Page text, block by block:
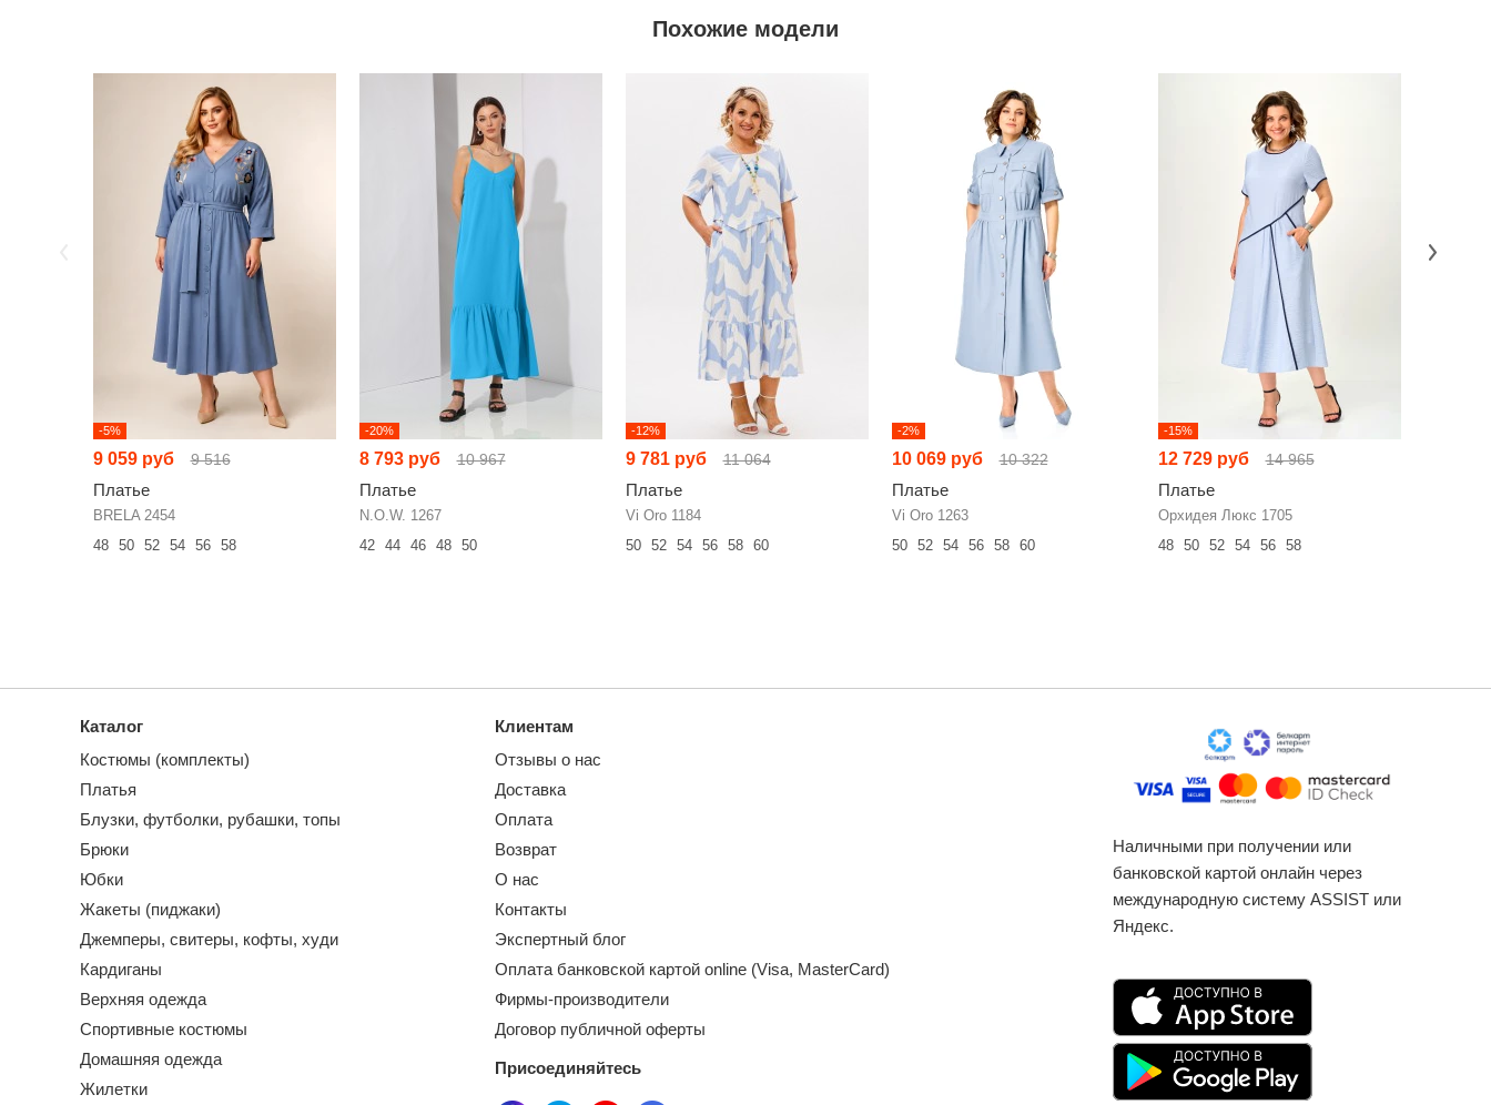
Похожие модели
-5%
9 059 руб 9 516
Платье
BRELA 2454
48
50 52 54 56 58
-20%
8 793 руб 10 967
Платье
N.O.W. 1267
42
44 46 48 50
-12%
9 781 руб 11 064
Платье
Vi Oro 1184
50
52 54 56 58 60
-2%
10 069 руб 10 322
Платье
Vi Oro 1263
50
52 54 56 58 60
-15%
12 729 руб 14 965
Платье
Орхидея Люкс 1705
48
50 52 54 56 58
Каталог
Костюмы (комплекты)
Платья
Блузки, футболки, рубашки, топы
Брюки
Юбки
Жакеты (пиджаки)
Джемперы, свитеры, кофты, худи
Кардиганы
Верхняя одежда
Спортивные костюмы
Домашняя одежда
Жилетки
Клиентам
Отзывы о нас
Доставка
Оплата
Возврат
О нас
Контакты
Экспертный блог
Оплата банковской картой online (Visa, MasterCard)
Фирмы-производители
Договор публичной оферты
Присоединяйтесь
Наличными при получении или
банковской картой онлайн через
международную систему ASSIST или
Яндекс.